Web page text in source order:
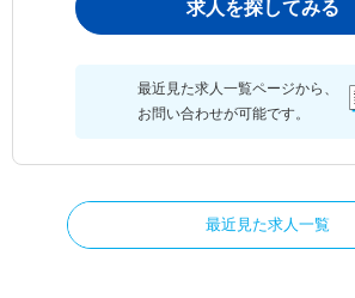
求人を探してみる
最近見た求人一覧ページから、
お問い合わせが可能です。
最近見た求人一覧